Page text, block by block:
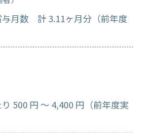
月数 計 3.11ヶ月分（前年度
500 円 ～ 4,400 円（前年度実